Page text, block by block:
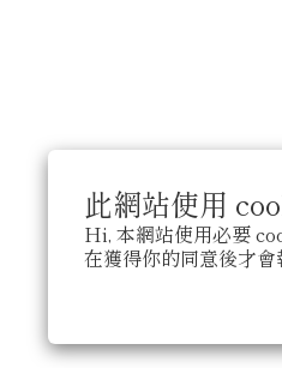
此網站使用
Hi, 本網站使用必要
在獲得你的同意後才會